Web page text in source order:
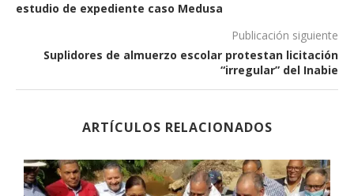
estudio de expediente caso Medusa
Publicación siguiente
Suplidores de almuerzo escolar protestan licitación
“irregular” del Inabie
ARTÍCULOS RELACIONADOS